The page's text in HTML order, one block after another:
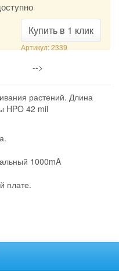
Купить в 1 клик
Артикул: 2339
-->
растений. Длина
HPO 42 mil
1000mA
плате.